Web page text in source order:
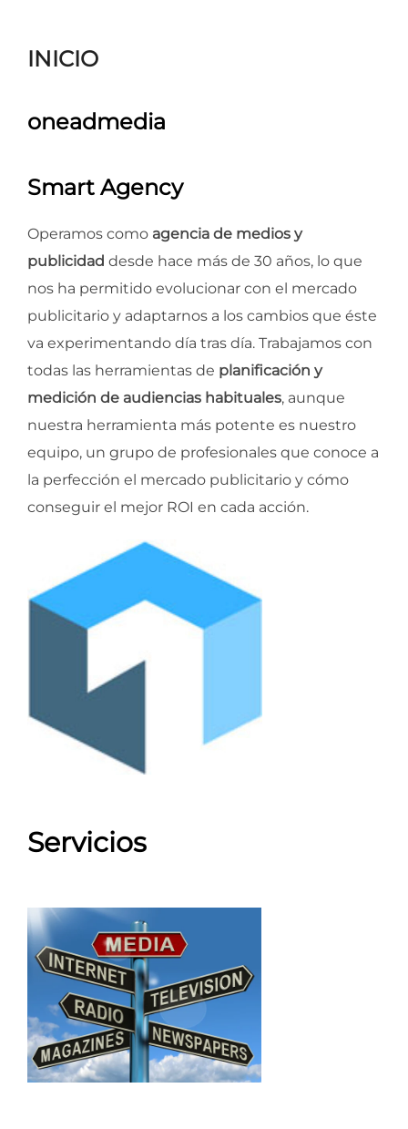
INICIO
oneadmedia
Smart Agency
Operamos como agencia de medios y
publicidad desde hace más de 30 años, lo que
nos ha permitido evolucionar con el mercado
publicitario y adaptarnos a los cambios que éste
va experimentando día tras día. Trabajamos con
todas las herramientas de planificación y
medición de audiencias habituales, aunque
nuestra herramienta más potente es nuestro
equipo, un grupo de profesionales que conoce a
la perfección el mercado publicitario y cómo
conseguir el mejor ROI en cada acción.
Servicios